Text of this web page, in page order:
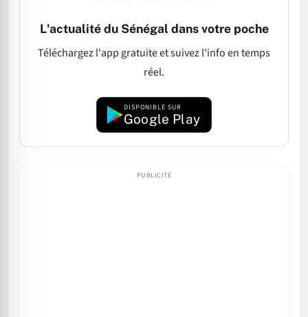
L'actualité du Sénégal dans votre poche
Téléchargez l'app gratuite et suivez l'info en temps
réel.
DISPONIBLE SUR
Google Play